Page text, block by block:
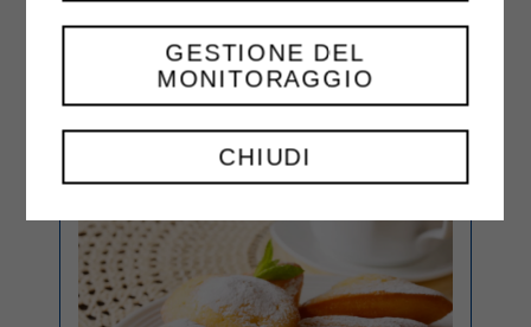
CHIUDI
GESTIONE DEL
MONITORAGGIO